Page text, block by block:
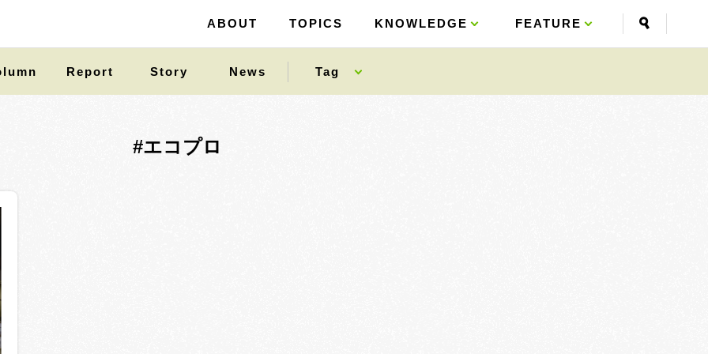
ABOUT TOPICS KNOWLEDGE FEATURE
ABOUT TOPICS KNOWLEDGE FEATURE
Report Story News Tag
#エコプロ